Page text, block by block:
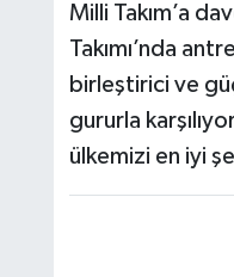
Milli Takım’a
Takımı’nda
birleştirici ve
gururla
ülkemizi en iyi